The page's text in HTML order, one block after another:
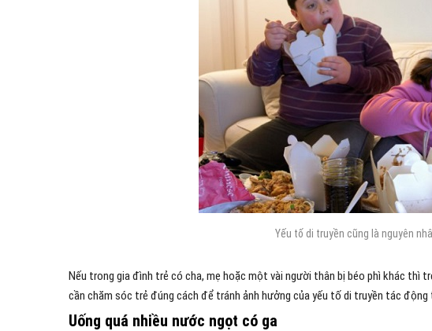
Yếu tố di truyền cũng là nguyên
Nếu trong gia đình trẻ có cha, mẹ hoặc một vài người thân bị béo phì khác thì
cần chăm sóc trẻ đúng cách để tránh ảnh hưởng của yếu tố di truyền tác
Uống quá nhiều nước ngọt có ga